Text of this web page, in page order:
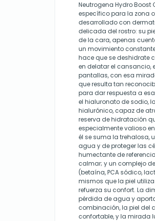
Neutrogena Hydro
específico para la zona
desarrollado con
delicada del rostro: su
de la cara, apenas
un movimiento
hace que se deshidrate
en delatar el cansancio,
pantallas, con esa
que resulta tan
para dar respuesta a
el hialuronato de sodio,
hialurónico, capaz de
reserva de hidratación
especialmente valioso
él se suma la trehalosa,
agua y de proteger las
humectante de
calmar; y un complejo
(betaína, PCA sódico,
mismos que la piel
refuerza su confort. La
pérdida de agua y
combinación, la piel del
confortable, y la mirada